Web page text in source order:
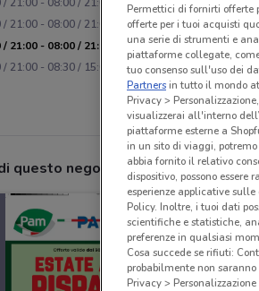
/ 21:00 - 08:00 / 21:00
/ 21:00 - 08:00 / 21:00
/ 21:00 - 08:30 / 15:00
questo negozio
Permettici di fornirti offerte
offerte per i tuoi acquisti
una serie di strumenti e
piattaforme collegate,
tuo consenso sull'uso dei
Partnersin tutto il mondo
Privacy >
visualizzerai all'interno
piattaforme esterne a
in un sito di viaggi,
abbia fornito il relativo
dispositivo, possono
esperienze applicative
Policy. Inoltre, i tuoi dati
scientifiche e statistiche,
preferenze in qualsiasi
Cosa succede se rifiuti:
probabilmente non
Privacy >